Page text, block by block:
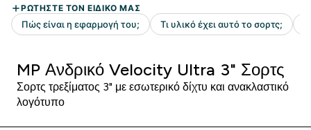
MP Ανδρικό Velocity Ultra 3" Σορτς
Σορτς τρεξίματος 3" με εσωτερικό δίχτυ και ανακλαστικό
λογότυπο